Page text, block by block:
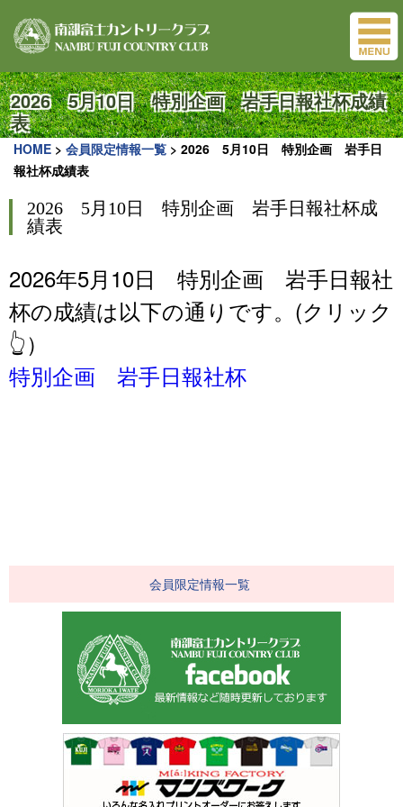
2026 5月10日 特別企画 岩手日報社杯成績
表
HOME > 会員限定情報一覧 > 2026 5月10日 特別企画 岩手日
報社杯成績表
2026 5月10日 特別企画 岩手日報社杯成
績表
2026年5月10日 特別企画 岩手日報社
杯の成績は以下の通りです。(クリック
👆）
特別企画 岩手日報社杯
会員限定情報一覧